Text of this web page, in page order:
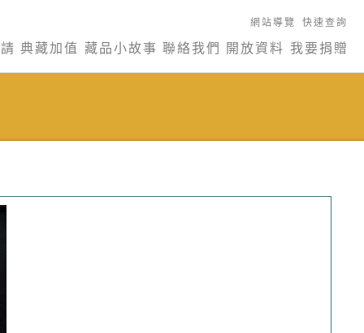
網站導覽 快速查詢
典藏加值 藏品小故事 聯絡我們 開放資料 我要捐贈